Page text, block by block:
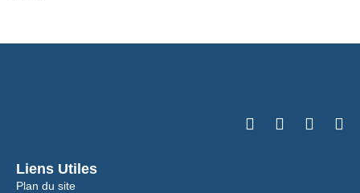
Liens Utiles
Plan du site